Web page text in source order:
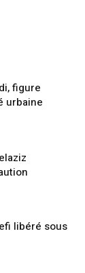
figure
urbaine
libéré sous